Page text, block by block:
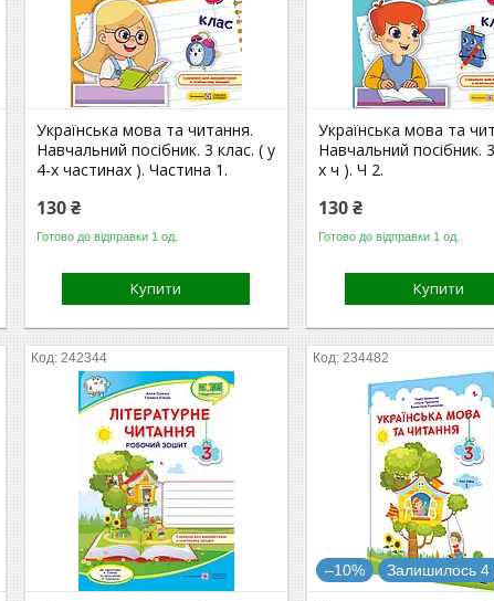
Українська мова та читання.
Навчальний посібник. 3 клас. ( у
4-х частинах ). Частина 1.
130 ₴
Готово до відправки 1 од.
Купити
Українська мова та
Навчальний посібник.
х ч ). Ч 2.
130 ₴
Готово до відправки 1 од.
Купити
242344 234482
–10% Залишилось 4